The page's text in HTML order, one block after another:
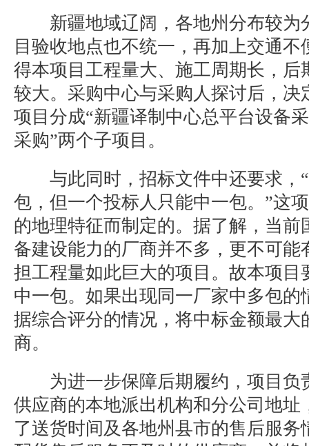
新疆地域辽阔，各地州分布较为
目验收地点也不统一，再加上交通
得本项目工程量大、施工周期长，后
较大。采购中心与采购人探讨后，决
项目分成“新疆译制中心总平台设备
采购”两个子项目。
与此同时，招标文件中还要求，“
包，但一个投标人只能中一包。”这
的地理特征而制定的。据了解，当前
备建设能力的厂商并不多，更不可能
担工程量如此巨大的项目。故本项目
中一包。如果出现同一厂家中多包的
据综合评分的情况，将中标金额最大
商。
为进一步保障后期履约，项目负
供应商的本地派出机构和分公司地址
了送货时间及各地州县市的售后服务